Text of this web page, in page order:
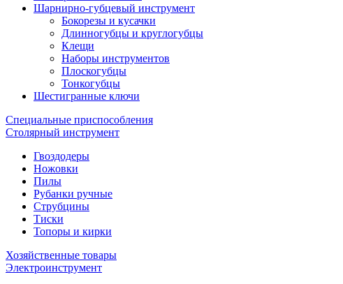
Шарнирно-губцевый инструмент
Бокорезы и кусачки
Длинногубцы и круглогубцы
Клещи
Наборы инструментов
Плоскогубцы
Тонкогубцы
Шестигранные ключи
Специальные приспособления
Столярный инструмент
Гвоздодеры
Ножовки
Пилы
Рубанки ручные
Струбцины
Тиски
Топоры и кирки
Хозяйственные товары
Электроинструмент